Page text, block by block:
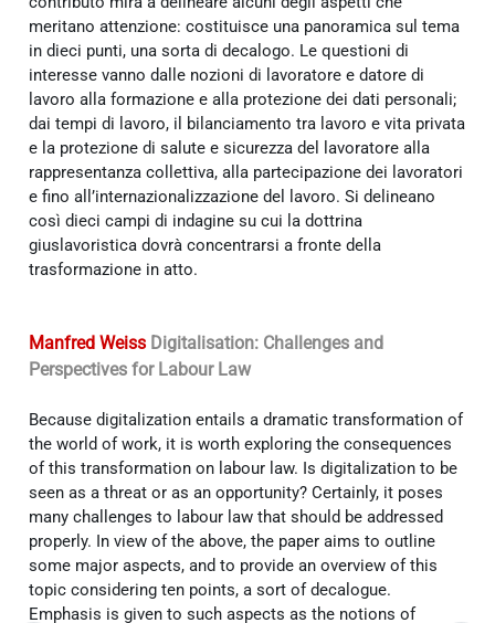
meritano attenzione: costituisce una panoramica sul tema
in dieci punti, una sorta di decalogo. Le questioni di
interesse vanno dalle nozioni di lavoratore e datore di
lavoro alla formazione e alla protezione dei dati personali;
dai tempi di lavoro, il bilanciamento tra lavoro e vita privata
e la protezione di salute e sicurezza del lavoratore alla
rappresentanza collettiva, alla partecipazione dei lavoratori
e fino all’internazionalizzazione del lavoro. Si delineano
così dieci campi di indagine su cui la dottrina
giuslavoristica dovrà concentrarsi a fronte della
trasformazione in atto.
Manfred Weiss Digitalisation: Challenges and
Perspectives for Labour Law
Because digitalization entails a dramatic transformation of
the world of work, it is worth exploring the consequences
of this transformation on labour law. Is digitalization to be
seen as a threat or as an opportunity? Certainly, it poses
many challenges to labour law that should be addressed
properly. In view of the above, the paper aims to outline
some major aspects, and to provide an overview of this
topic considering ten points, a sort of decalogue.
Emphasis is given to such aspects as the notions of